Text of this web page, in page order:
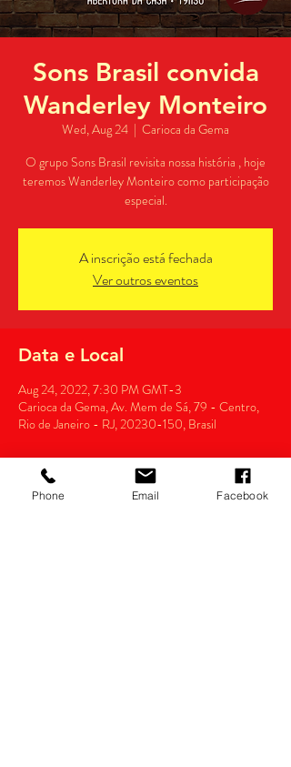
Sons Brasil convida
Wanderley Monteiro
Wed, Aug 24
  |
Carioca da Gema
O grupo Sons Brasil revisita nossa história , hoje
teremos Wanderley Monteiro como participação
especial.
A inscrição está fechada
Ver outros eventos
Data e Local
Aug 24, 2022, 7:30 PM GMT-3
Carioca da Gema, Av. Mem de Sá, 79 - Centro,
Rio de Janeiro - RJ, 20230-150, Brasil
Phone Email Facebook